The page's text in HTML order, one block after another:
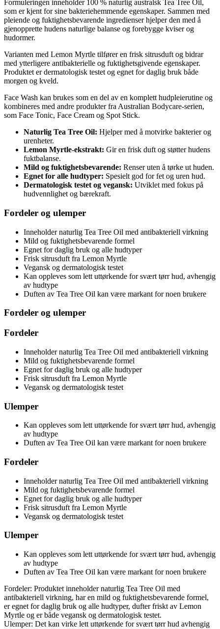
Formuleringen inneholder 100 % naturlig australsk Tea Tree Oil,
som er kjent for sine bakteriehemmende egenskaper. Sammen med
pleiende og fuktighetsbevarende ingredienser hjelper den med å
gjenopprette hudens naturlige balanse og forebygge kviser og
hudormer.
Varianten med Lemon Myrtle tilfører en frisk sitrusduft og bidrar
med ytterligere antibakterielle og fuktighetsgivende egenskaper.
Produktet er dermatologisk testet og egnet for daglig bruk både
morgen og kveld.
Face Wash kan brukes som en del av en komplett hudpleierutine og
kombineres med andre produkter fra Australian Bodycare-serien,
som Face Tonic, Face Cream og Spot Stick.
Naturlig Tea Tree Oil: Hjelper med å motvirke bakterier og
urenheter.
Lemon Myrtle-ekstrakt: Gir en frisk duft og støtter hudens
fuktbalanse.
Mild og fuktighetsbevarende: Renser uten å tørke ut huden.
Egnet for alle hudtyper: Spesielt god for fet og uren hud.
Dermatologisk testet og vegansk: Utviklet med fokus på
hudvennlighet og bærekraft.
Fordeler og ulemper
Inneholder naturlig Tea Tree Oil med antibakteriell virkning
Mild og fuktighetsbevarende formel
Egnet for daglig bruk og alle hudtyper
Frisk sitrusduft fra Lemon Myrtle
Vegansk og dermatologisk testet
Kan oppleves som lett uttørkende for svært tørr hud, avhengig
av hudtype
Duften av Tea Tree Oil kan være markant for noen brukere
Fordeler og ulemper
Fordeler
Inneholder naturlig Tea Tree Oil med antibakteriell virkning
Mild og fuktighetsbevarende formel
Egnet for daglig bruk og alle hudtyper
Frisk sitrusduft fra Lemon Myrtle
Vegansk og dermatologisk testet
Ulemper
Kan oppleves som lett uttørkende for svært tørr hud, avhengig
av hudtype
Duften av Tea Tree Oil kan være markant for noen brukere
Fordeler
Inneholder naturlig Tea Tree Oil med antibakteriell virkning
Mild og fuktighetsbevarende formel
Egnet for daglig bruk og alle hudtyper
Frisk sitrusduft fra Lemon Myrtle
Vegansk og dermatologisk testet
Ulemper
Kan oppleves som lett uttørkende for svært tørr hud, avhengig
av hudtype
Duften av Tea Tree Oil kan være markant for noen brukere
Fordeler: Produktet inneholder naturlig Tea Tree Oil med
antibakteriell virkning, har en mild og fuktighetsbevarende formel,
er egnet for daglig bruk og alle hudtyper, dufter friskt av Lemon
Myrtle og er både vegansk og dermatologisk testet.
Ulemper: Det kan virke lett uttørkende for svært tørr hud avhengig